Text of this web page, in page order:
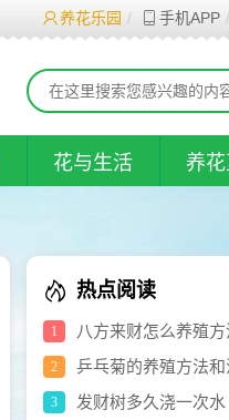
养花乐园 手机APP
花与生活 养
热点阅读
1 八方来财怎么养殖方
2 乒乓菊的养殖方法
3 发财树多久浇一次水